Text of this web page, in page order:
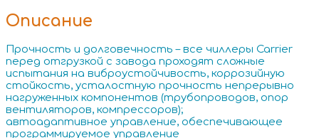
Описание
Прочность и долговечность – все чиллеры Carrier
перед отгрузкой с завода проходят сложные
испытания на виброустойчивость, коррозийную
стойкость, усталостную прочность непрерывно
нагруженных компонентов (трубопроводов, опор
вентиляторов, компрессоров);
автоадаптивное управление, обеспечивающее
программируемое управление